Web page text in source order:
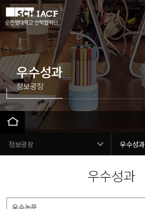
우수성과
정보광장
정보광장 우수성과
우수성과